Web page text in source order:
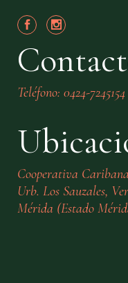
Teléfono: 0424-7245154
Cooperativa Caribana
Urb. Los Sauzales,
Mérida (Estado